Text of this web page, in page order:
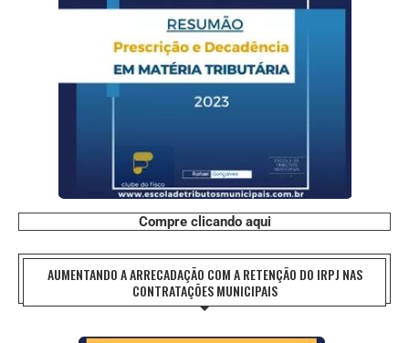
Compre clicando aqui
AUMENTANDO A ARRECADAÇÃO COM A RETENÇÃO DO IRPJ NAS
CONTRATAÇÕES MUNICIPAIS